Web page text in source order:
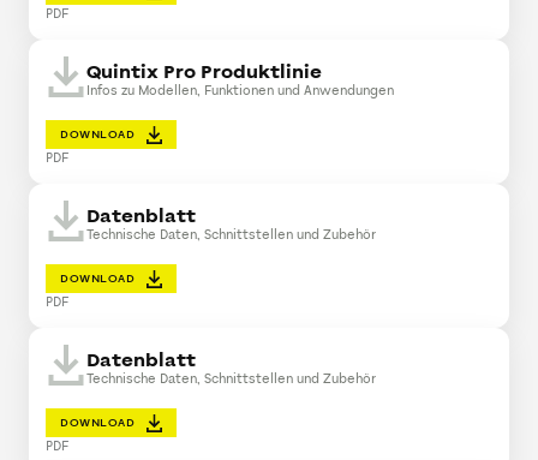
PDF
Quintix Pro Produktlinie
Infos zu Modellen, Funktionen und Anwendungen
DOWNLOAD
PDF
Datenblatt
Technische Daten, Schnittstellen und Zubehör
DOWNLOAD
PDF
Datenblatt
Technische Daten, Schnittstellen und Zubehör
DOWNLOAD
PDF